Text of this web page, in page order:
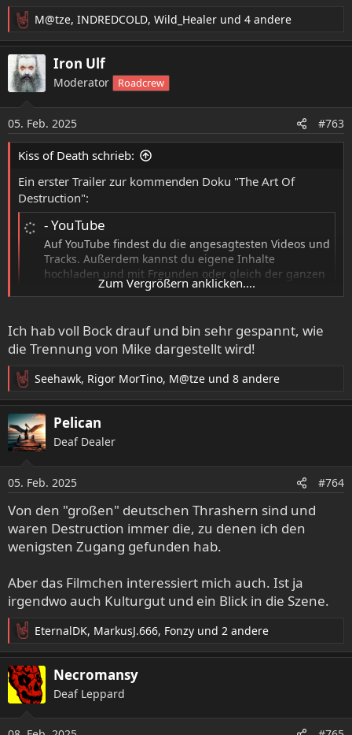
R
e
a
k
t
n
e
n
M@tze, INDREDCOLD, Wild_Healer und 4 andere
Iron Ulf
Moderator Roadcrew
05. Feb. 2025 #763
Kiss of Death schrieb:
Ein erster Trailer zur kommenden Doku "The Art Of
Destruction":
- YouTube
Auf YouTube findest du die angesagtesten Videos und
Tracks. Außerdem kannst du eigene Inhalte
hochladen und mit Freunden oder gleich der ganzen
Welt teilen.
Soll wohl im März im Kino zu sehen sein.
Zum Vergrößern anklicken....
Ich hab voll Bock drauf und bin sehr gespannt, wie
die Trennung von Mike dargestellt wird!
R
e
a
k
t
n
e
n
:
Seehawk, Rigor MorTino, M@tze und 8 andere
Pelican
Deaf Dealer
05. Feb. 2025 #764
Von den "großen" deutschen Thrashern sind und
waren Destruction immer die, zu denen ich den
wenigsten Zugang gefunden hab.
Aber das Filmchen interessiert mich auch. Ist ja
irgendwo auch Kulturgut und ein Blick in die Szene.
R
e
a
k
t
o
EternalDK, MarkusJ.666, Fonzy und 2 andere
Necromansy
Deaf Leppard